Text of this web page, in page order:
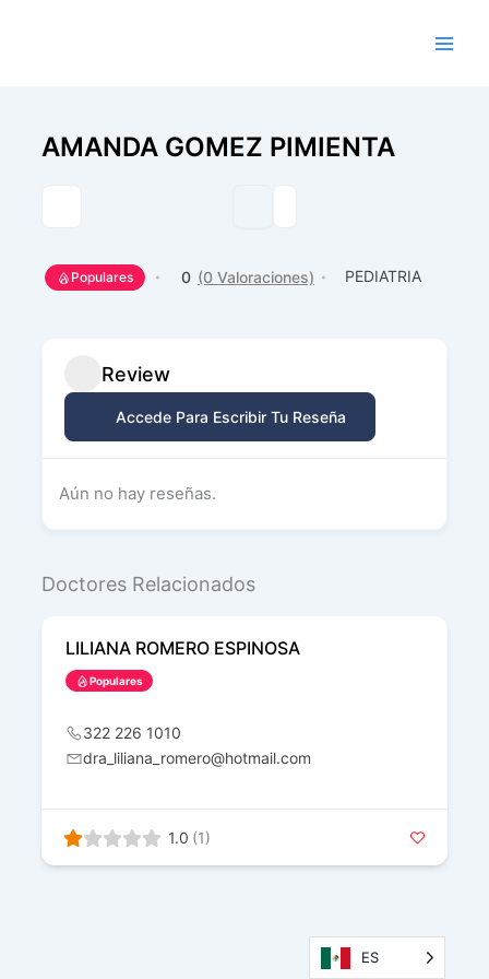
AMANDA GOMEZ PIMIENTA
Populares 0 (0 Valoraciones) PEDIATRIA
Review
Accede Para Escribir Tu Reseña
Aún no hay reseñas.
Doctores Relacionados
LILIANA ROMERO ESPINOSA
Populares
322 226 1010
dra_liliana_romero@hotmail.com
1.0 (1)
ES